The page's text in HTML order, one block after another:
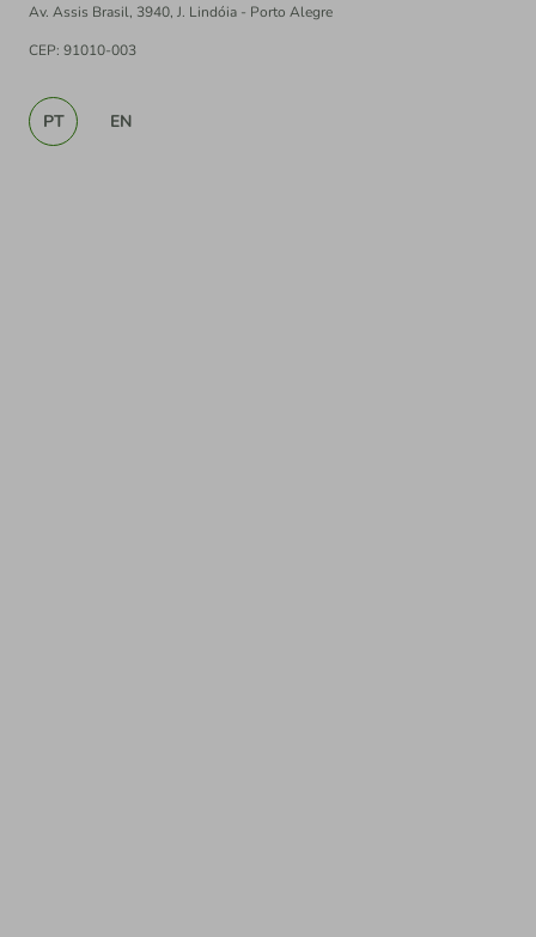
Av. Assis Brasil, 3940, J. Lindóia - Porto Alegre
CEP: 91010-003
PT EN